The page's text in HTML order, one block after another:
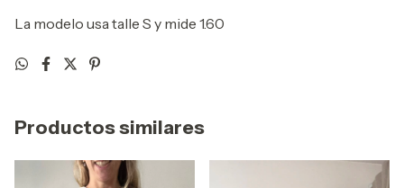
La modelo usa talle S y mide 1.60
Productos similares